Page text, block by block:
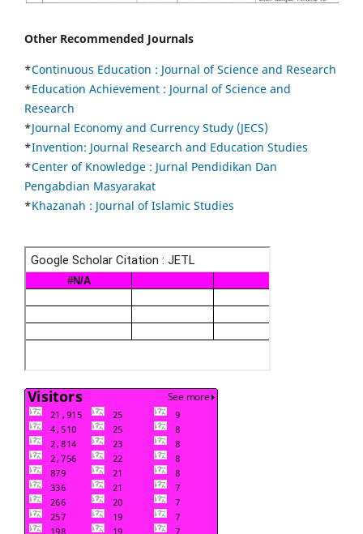
Other Recommended Journals
*Continuous Education : Journal of Science and Research
*Education Achievement : Journal of Science and
Research
*Journal Economy and Currency Study (JECS)
*Invention: Journal Research and Education Studies
*Center of Knowledge : Jurnal Pendidikan Dan
Pengabdian Masyarakat
*Khazanah : Journal of Islamic Studies